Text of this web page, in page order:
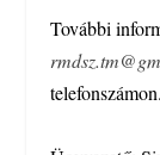
További
telefonszámon.